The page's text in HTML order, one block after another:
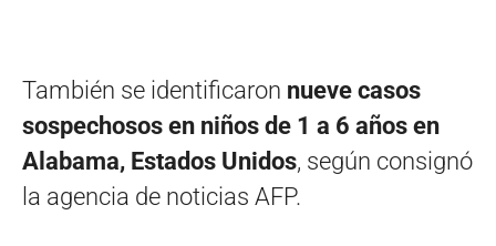
También se identificaron nueve casos
sospechosos en niños de 1 a 6 años en
Alabama, Estados Unidos, según consignó
la agencia de noticias AFP.